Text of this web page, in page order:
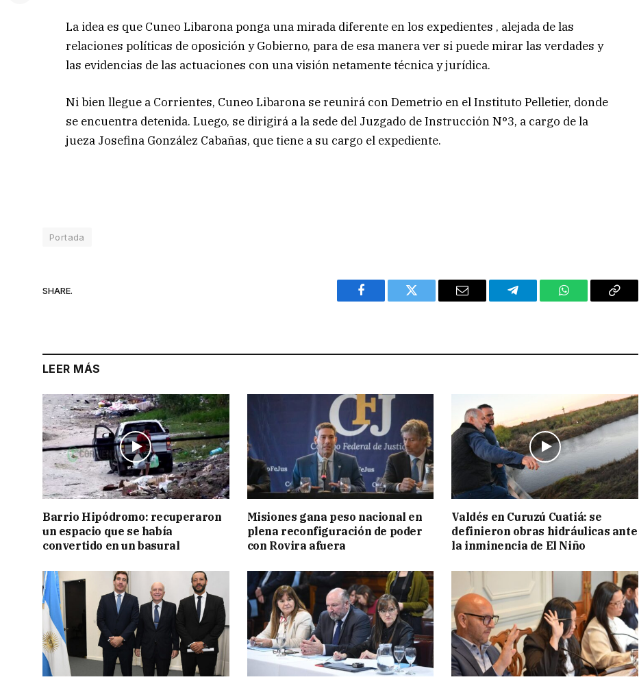
La idea es que Cuneo Libarona ponga una mirada diferente en los expedientes , alejada de las
relaciones políticas de oposición y Gobierno, para de esa manera ver si puede mirar las verdades y
las evidencias de las actuaciones con una visión netamente técnica y jurídica.
Ni bien llegue a Corrientes, Cuneo Libarona se reunirá con Demetrio en el Instituto Pelletier, donde
se encuentra detenida. Luego, se dirigirá a la sede del Juzgado de Instrucción N°3, a cargo de la
jueza Josefina González Cabañas, que tiene a su cargo el expediente.
Portada
SHARE.
Facebook Twitter Email Telegram WhatsAppCopy
LEER MÁS
Barrio Hipódromo: recuperaron
un espacio que se había
convertido en un basural
Misiones gana peso nacional en
plena reconfiguración de poder
con Rovira afuera
Valdés en Curuzú Cuatiá: se
definieron obras hidráulicas ante
la inminencia de El Niño